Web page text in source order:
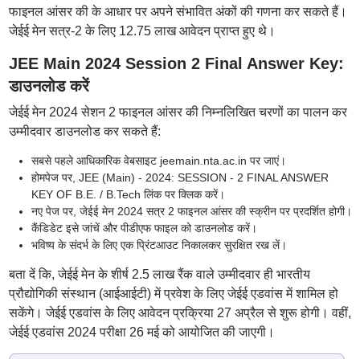
फाइनल आंसर की के आधार पर अपने संभावित अंकों की गणना कर सकते हैं।
जेईई मेन सत्र-2 के लिए 12.75 लाख आवेदन प्राप्त हुए थे।
JEE Main 2024 Session 2 Final Answer Key:
डाउनलोड करें
जेईई मेन 2024 सेशन 2 फाइनल आंसर की निम्नलिखित चरणों का पालन कर
उम्मीदवार डाउनलोड कर सकते हैं:
सबसे पहले आधिकारिक वेबसाइट jeemain.nta.ac.in पर जाएं।
होमपेज पर, JEE (Main) - 2024: SESSION - 2 FINAL ANSWER
KEY OF B.E. / B.Tech लिंक पर क्लिक करें।
नए पेज पर, जेईई मेन 2024 सत्र 2 फाइनल आंसर की स्क्रीन पर प्रदर्शित होगी।
कैंडिडेट इसे जांचें और पीडीएफ फाइल को डाउनलोड करें।
भविष्य के संदर्भ के लिए एक प्रिंटआउट निकालकर सुरक्षित रख लें।
बता दें कि, जेईई मेन के शीर्ष 2.5 लाख रैंक वाले उम्मीदवार ही भारतीय
प्रौद्योगिकी संस्थान (आईआईटी) में प्रवेश के लिए जेईई एडवांस में शामिल हो
सकेंगे। जेईई एडवांस के लिए आवेदन प्रक्रिया 27 अप्रैल से शुरू होगी। वहीं,
जेईई एडवांस 2024 परीक्षा 26 मई को आयोजित की जाएगी।